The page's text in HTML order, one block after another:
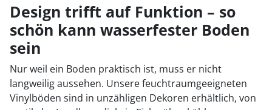
Design trifft auf Funktion – so
schön kann wasserfester Boden
sein
Nur weil ein Boden praktisch ist, muss er nicht
langweilig aussehen. Unsere feuchtraumgeeigneten
Vinylböden sind in unzähligen Dekoren erhältlich, von